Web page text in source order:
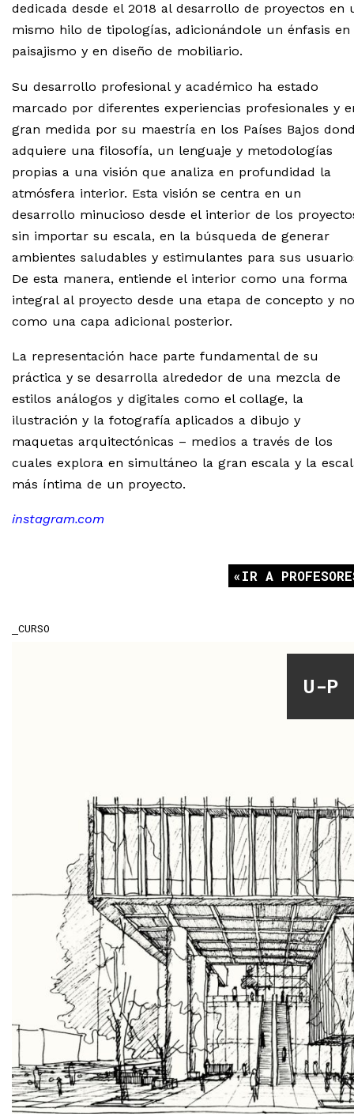
dedicada desde el 2018 al desarrollo de proyectos en
mismo hilo de tipologías, adicionándole un énfasis en
paisajismo y en diseño de mobiliario.
Su desarrollo profesional y académico ha estado
marcado por diferentes experiencias profesionales y
gran medida por su maestría en los Países Bajos
adquiere una filosofía, un lenguaje y metodologías
propias a una visión que analiza en profundidad la
atmósfera interior. Esta visión se centra en un
desarrollo minucioso desde el interior de los
sin importar su escala, en la búsqueda de generar
ambientes saludables y estimulantes para sus
De esta manera, entiende el interior como una forma
integral al proyecto desde una etapa de concepto y no
como una capa adicional posterior.
La representación hace parte fundamental de su
práctica y se desarrolla alrededor de una mezcla de
estilos análogos y digitales como el collage, la
ilustración y la fotografía aplicados a dibujo y
maquetas arquitectónicas – medios a través de los
cuales explora en simultáneo la gran escala y la
más íntima de un proyecto.
instagram.com
IR A
CURSO
U-P